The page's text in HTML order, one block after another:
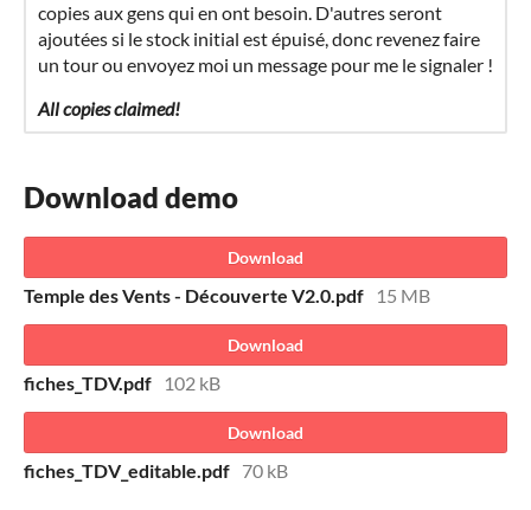
copies aux gens qui en ont besoin. D'autres seront
ajoutées si le stock initial est épuisé, donc revenez faire
un tour ou envoyez moi un message pour me le signaler !
All copies claimed!
Download demo
Download
Temple des Vents - Découverte V2.0.pdf 15 MB
Download
fiches_TDV.pdf 102 kB
Download
fiches_TDV_editable.pdf 70 kB